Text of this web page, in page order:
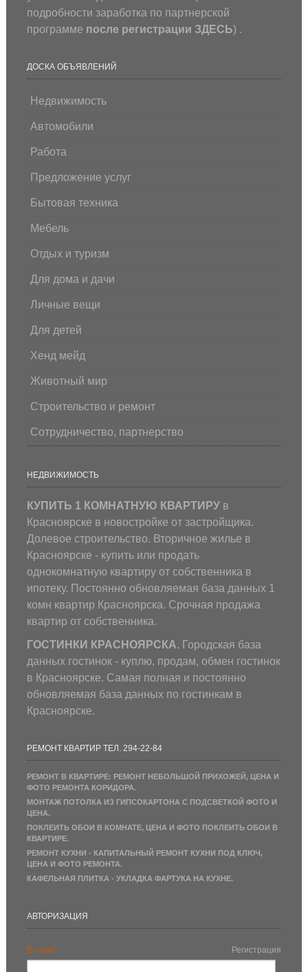
подробности заработка по партнерской
программе после регистрации ЗДЕСЬ) .
ДОСКА ОБЪЯВЛЕНИЙ
Недвижимость
Автомобили
Работа
Предложение услуг
Бытовая техника
Мебель
Отдых и туризм
Для дома и дачи
Личные вещи
Для детей
Хенд мейд
Животный мир
Строительство и ремонт
Сотрудничество, партнерство
НЕДВИЖИМОСТЬ
КУПИТЬ 1 КОМНАТНУЮ КВАРТИРУв
Красноярске в новостройке от застройщика.
Долевое строительство. Вторичное жилье в
Красноярске - купить или продать
однокомнатную квартиру от собственника в
ипотеку. Постоянно обновляемая база данных 1
комн квартир Красноярска. Срочная продажа
квартир от собственника.
ГОСТИНКИ КРАСНОЯРСКА. Городская база
данных гостинок - куплю, продам, обмен гостинок
в Красноярске. Самая полная и постоянно
обновляемая база данных по гостинкам в
Красноярске.
РЕМОНТ КВАРТИР ТЕЛ. 294-22-84
РЕМОНТ В КВАРТИРЕ: РЕМОНТ НЕБОЛЬШОЙ ПРИХОЖЕЙ, ЦЕНА И
ФОТО РЕМОНТА КОРИДОРА.
МОНТАЖ ПОТОЛКА ИЗ ГИПСОКАРТОНА С ПОДСВЕТКОЙ ФОТО И
ЦЕНА.
ПОКЛЕИТЬ ОБОИ В КОМНАТЕ, ЦЕНА И ФОТО ПОКЛЕИТЬ ОБОИ В
КВАРТИРЕ.
РЕМОНТ КУХНИ - КАПИТАЛЬНЫЙ РЕМОНТ КУХНИ ПОД КЛЮЧ,
ЦЕНА И ФОТО РЕМОНТА.
КАФЕЛЬНАЯ ПЛИТКА - УКЛАДКА ФАРТУКА НА КУХНЕ.
АВТОРИЗАЦИЯ
E-mail: Регистрация